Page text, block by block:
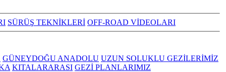
SÜRÜŞ TEKNİKLERİ OFF-ROAD VİDEOLARI
GÜNEYDOĞU ANADOLU UZUN SOLUKLU GEZİLERİMİZ
KITALARARASI GEZİ PLANLARIMIZ